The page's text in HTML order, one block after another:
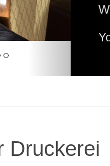
Druckerei